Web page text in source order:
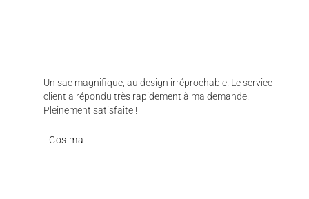
Un sac magnifique, au design irréprochable. Le service
client a répondu très rapidement à ma demande.
Pleinement satisfaite !
- Cosima